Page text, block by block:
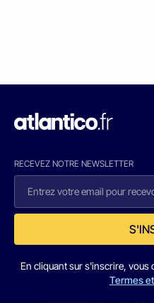
RECEVEZ NOTRE NEWSLETTER
En cliquant sur s'inscrire, vous
Termes